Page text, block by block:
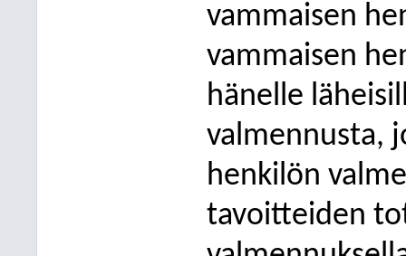
vammaisen
vammaisen
hänelle
valmennusta,
henkilön
tavoitteiden